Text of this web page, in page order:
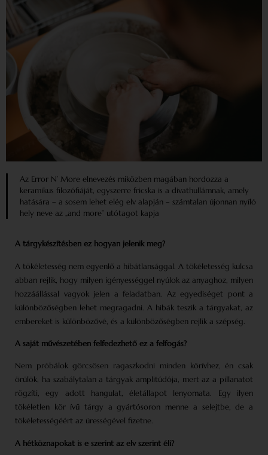
Az Error N’ More elnevezés miközben magában hordozza a
keramikus filozófiáját, egyszerre fricska is a divathullámnak, amely
hatására – a sosem lehet elég elv alapján – számtalan újonnan nyíló
hely neve az „and more” utótagot kapja
A tárgykészítésben ez hogyan jelenik meg?
A tökéletesség nem egyenlő a hibátlansággal. A tökéletesség kulcsa
abban rejlik, hogy milyen igényességgel nyúlok az anyaghoz, milyen
hozzáállással vagyok jelen a feladatban. Az egyediséget pont a
különbözőségben lehet megragadni. A hibák teszik a tárgyakat, az
embereket is különbözővé, és a különbözőségben rejlik a szépség.
A saját művészetében felfedezhető ez a felfogás?
Nem próbálok görcsösen ragaszkodni minden körívhez, én csak
örülök, ha szabálytalan a tárgyak amplitúdója, mert az a pillanatot
rögzíti, egy adott hangulat, életállapot lenyomata. Egy ilyen
tökéletlen kör ívű tárgy a gyártósoron menne a selejtbe, de a
tökéletességéért az ürességével fizetne.
A hétköznapokat is e szerint az elv szerint éli?